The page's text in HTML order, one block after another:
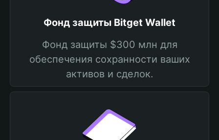
Фонд защиты Bitget Wallet
Фонд защиты $300 млн для
обеспечения сохранности ваших
активов и сделок.